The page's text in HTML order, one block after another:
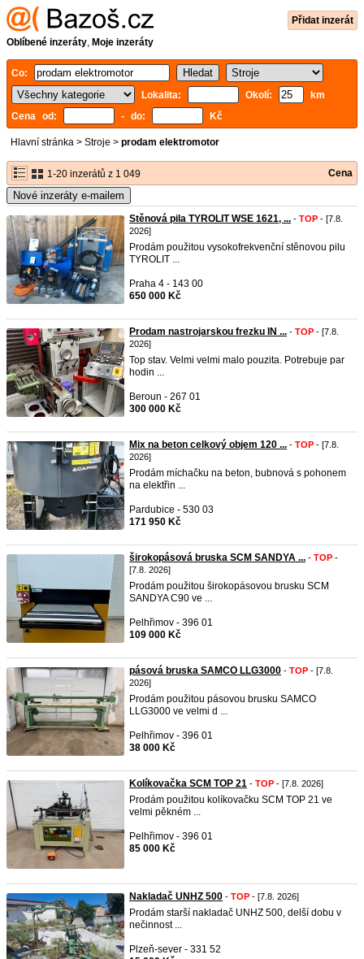
Přidat inzerát
Oblíbené inzeráty, Moje inzeráty
Co:
Lokalita:
Okolí:
km
Cena od:
- do: Kč
Hlavní stránka > Stroje > prodam elektromotor
1-20 inzerátů z 1 049 Cena
Nové inzeráty e-mailem
Stěnová pila TYROLIT WSE 1621, ... - TOP - [7.8.
2026]
Prodám použitou vysokofrekvenční stěnovou pilu
TYROLIT ...
Praha 4 - 143 00
650 000 Kč
Prodam nastrojarskou frezku IN ... - TOP - [7.8.
2026]
Top stav. Velmi velmi malo pouzita. Potrebuje par
hodin ...
Beroun - 267 01
300 000 Kč
Mix na beton celkový objem 120 ... - TOP - [7.8.
2026]
Prodám míchačku na beton, bubnová s pohonem
na elektřin ...
Pardubice - 530 03
171 950 Kč
širokopásová bruska SCM SANDYA ... - TOP -
[7.8. 2026]
Prodám použitou širokopásovou brusku SCM
SANDYA C90 ve ...
Pelhřimov - 396 01
109 000 Kč
pásová bruska SAMCO LLG3000 - TOP - [7.8.
2026]
Prodám použitou pásovou brusku SAMCO
LLG3000 ve velmi d ...
Pelhřimov - 396 01
38 000 Kč
Kolíkovačka SCM TOP 21 - TOP - [7.8. 2026]
Prodám použitou kolíkovačku SCM TOP 21 ve
velmi pěkném ...
Pelhřimov - 396 01
85 000 Kč
Nakladač UNHZ 500 - TOP - [7.8. 2026]
Prodám starší nakladač UNHZ 500, delší dobu v
nečinnost ...
Plzeň-sever - 331 52